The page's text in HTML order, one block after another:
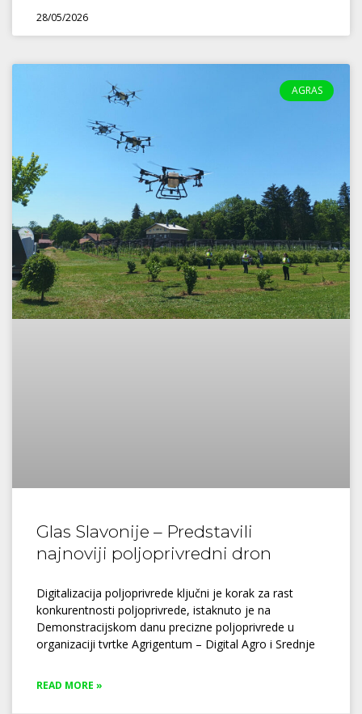
28/05/2026
AGRAS
Glas Slavonije – Predstavili
najnoviji poljoprivredni dron
Digitalizacija poljoprivrede ključni je korak za rast
konkurentnosti poljoprivrede, istaknuto je na
Demonstracijskom danu precizne poljoprivrede u
organizaciji tvrtke Agrigentum – Digital Agro i Srednje
READ MORE »